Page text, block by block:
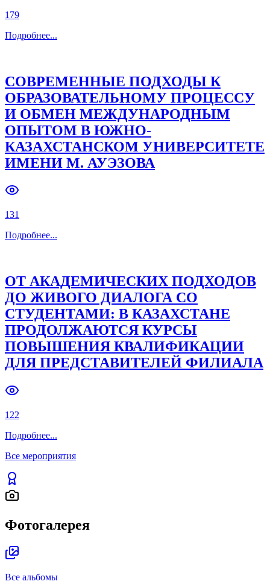
179
Подробнее...
СОВРЕМЕННЫЕ ПОДХОДЫ К
ОБРАЗОВАТЕЛЬНОМУ ПРОЦЕССУ
И ОБМЕН МЕЖДУНАРОДНЫМ
ОПЫТОМ В ЮЖНО-
КАЗАХСТАНСКОМ УНИВЕРСИТЕТЕ
ИМЕНИ М. АУЭЗОВА
131
Подробнее...
ОТ АКАДЕМИЧЕСКИХ ПОДХОДОВ
ДО ЖИВОГО ДИАЛОГА СО
СТУДЕНТАМИ: В КАЗАХСТАНЕ
ПРОДОЛЖАЮТСЯ КУРСЫ
ПОВЫШЕНИЯ КВАЛИФИКАЦИИ
ДЛЯ ПРЕДСТАВИТЕЛЕЙ ФИЛИАЛА
122
Подробнее...
Все мероприятия
Фотогалерея
Все альбомы